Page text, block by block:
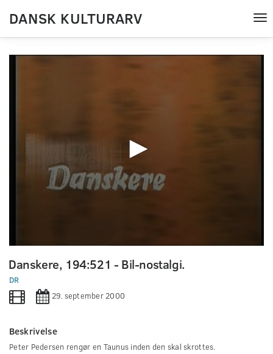
DANSK KULTURARV
seconds
of
0
seconds
Danskere, 194:521 - Bil-nostalgi.
DR
29. september 2000
Beskrivelse
Peter Pedersen rengør en Taunus inden den skal skrottes.